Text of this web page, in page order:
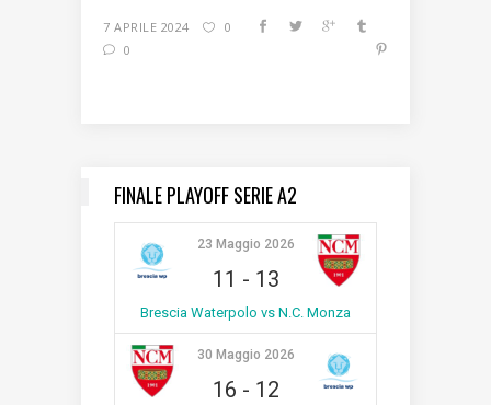
7 APRILE 2024
0
0
FINALE PLAYOFF SERIE A2
23 Maggio 2026
11 - 13
Brescia Waterpolo vs N.C. Monza
30 Maggio 2026
16 - 12